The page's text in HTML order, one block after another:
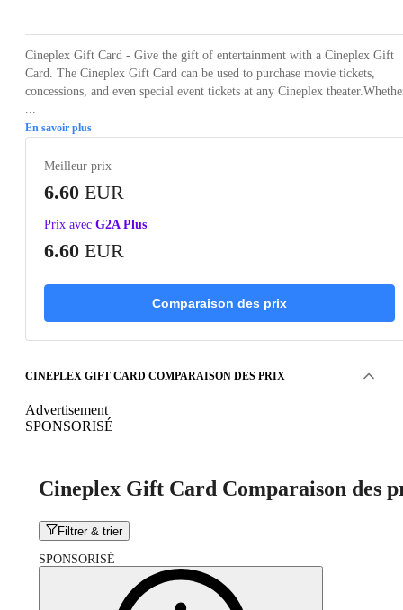
Cineplex Gift Card - Give the gift of entertainment with a Cineplex Gift
Card. The Cineplex Gift Card can be used to purchase movie tickets,
concessions, and even special event tickets at any Cineplex
En savoir plus
Meilleur prix
6.60 EUR
Prix avec G2A Plus
6.60 EUR
Comparaison des prix
CINEPLEX GIFT CARD COMPARAISON DES PRIX
Advertisement
SPONSORISÉ
Cineplex Gift Card Comparaison des
Filtrer & trier
SPONSORISÉ